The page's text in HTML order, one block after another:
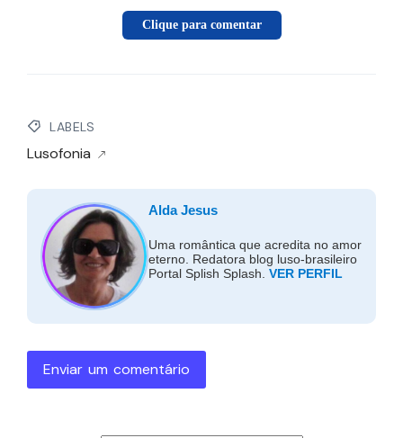
Clique para comentar
LABELS
Lusofonia
Alda Jesus
Uma romântica que acredita no amor
eterno. Redatora blog luso-brasileiro
Portal Splish Splash. VER PERFIL
Enviar um comentário